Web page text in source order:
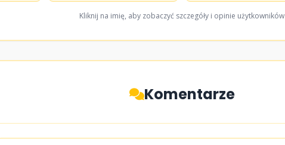
Kliknij na imię, aby zobaczyć szczegóły i opinie użytkowników
Komentarze